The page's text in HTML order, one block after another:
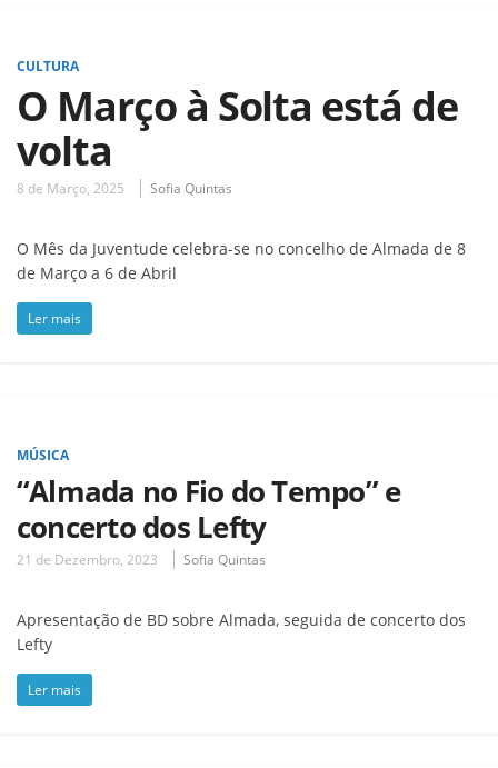
CULTURA
O Março à Solta está de
volta
8 de Março, 2025 Sofia Quintas
O Mês da Juventude celebra-se no concelho de Almada de 8
de Março a 6 de Abril
Ler mais
MÚSICA
“Almada no Fio do Tempo” e
concerto dos Lefty
21 de Dezembro, 2023 Sofia Quintas
Apresentação de BD sobre Almada, seguida de concerto dos
Lefty
Ler mais